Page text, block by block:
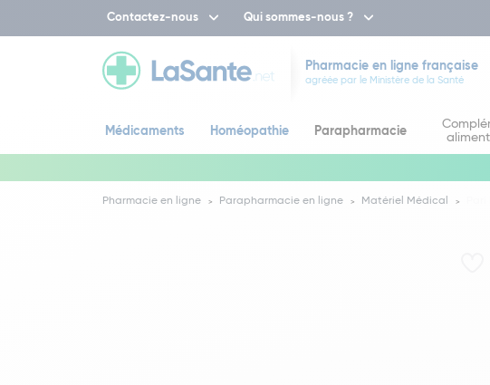
Contactez-nous Qui sommes-nous ?
Pharmacie en ligne française
agréée par le Ministère de la Santé
Médicaments Homéopathie Parapharmacie
Pharmacie en ligne Parapharmacie en ligne Matériel Médical